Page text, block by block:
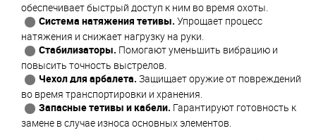
обеспечивает быстрый доступ к ним во время охоты.
Система натяжения тетивы. Упрощает процесс
натяжения и снижает нагрузку на руки.
Стабилизаторы. Помогают уменьшить вибрацию и
повысить точность выстрелов.
Чехол для арбалета. Защищает оружие от повреждений
во время транспортировки и хранения.
Запасные тетивы и кабели. Гарантируют готовность к
замене в случае износа основных элементов.